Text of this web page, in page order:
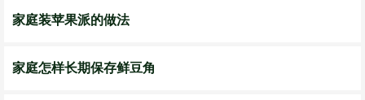
家庭装苹果派的做法
家庭怎样长期保存鲜豆角